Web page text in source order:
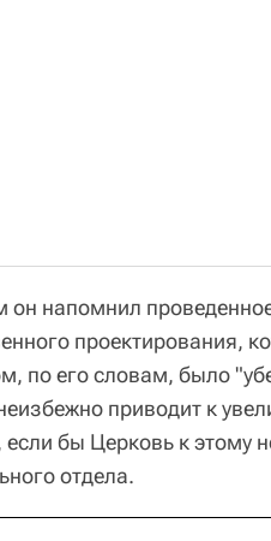
он напомнил
проектирования,
по его словам, было
приводит к
если бы Церковь к этому
отдела.